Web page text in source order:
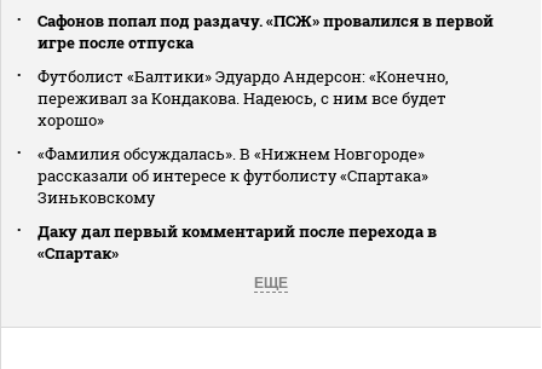
Сафонов попал под раздачу. «ПСЖ» провалился в первой
игре после отпуска
Футболист «Балтики» Эдуардо Андерсон: «Конечно,
переживал за Кондакова. Надеюсь, с ним все будет
хорошо»
«Фамилия обсуждалась». В «Нижнем Новгороде»
рассказали об интересе к футболисту «Спартака»
Зиньковскому
Даку дал первый комментарий после перехода в
«Спартак»
ЕЩЕ